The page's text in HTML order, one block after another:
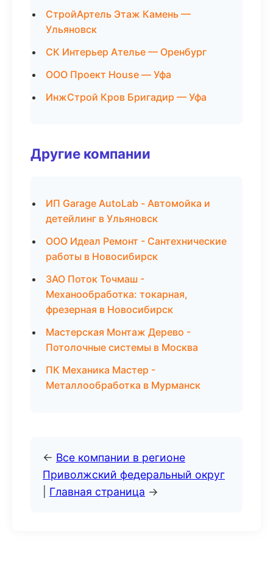
СтройАртель Этаж Камень —
Ульяновск
СК Интерьер Ателье — Оренбург
ООО Проект House — Уфа
ИнжСтрой Кров Бригадир — Уфа
Другие компании
ИП Garage AutoLab - Автомойка и
детейлинг в Ульяновск
ООО Идеал Ремонт - Сантехнические
работы в Новосибирск
ЗАО Поток Точмаш -
Механообработка: токарная,
фрезерная в Новосибирск
Мастерская Монтаж Дерево -
Потолочные системы в Москва
ПК Механика Мастер -
Металлообработка в Мурманск
← Все компании в регионе
Приволжский федеральный округ
Главная страница →